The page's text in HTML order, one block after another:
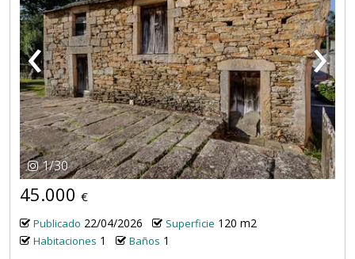
‹ ›
1/30
45.000 €
Publicado 22/04/2026 Superficie 120 m2
Habitaciones 1 Baños 1